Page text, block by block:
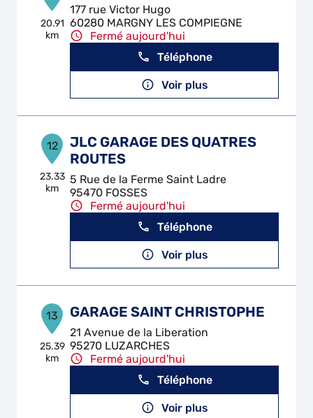
20.91
km
177 rue Victor Hugo
60280 MARGNY LES COMPIEGNE
Fermé aujourd'hui
Téléphone
Voir plus
12
23.33
km
JLC GARAGE DES QUATRES
ROUTES
5 Rue de la Ferme Saint Ladre
95470 FOSSES
Fermé aujourd'hui
Téléphone
Voir plus
13
25.39
km
GARAGE SAINT CHRISTOPHE
21 Avenue de la Liberation
95270 LUZARCHES
Fermé aujourd'hui
Téléphone
Voir plus